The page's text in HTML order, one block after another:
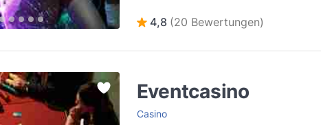
4,8 (20 Bewertungen)
Eventcasino
Casino